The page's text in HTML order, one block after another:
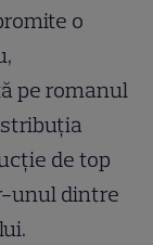
o
pe romanul
de top
unul dintre